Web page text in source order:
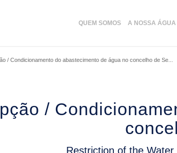
QUEM SOMOS A NOSSA ÁGUA
/ Condicionamento do abastecimento de água no concelho de Se...
/
Restriction of the